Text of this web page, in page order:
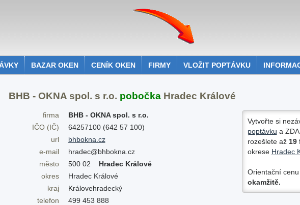
BAZAR OKEN CENÍK OKEN FIRMY VLOŽIT POPTÁVKU
BHB - OKNA spol. s r.o. pobočkaHradec Králové
Vytvořte si
poptávku a
rozešlete až19
okrese Hradec
Orientační
okamžitě.
firma
BHB - OKNA spol. s r.o.
IČO (IČ)
64257100 (642 57 100)
url
bhbokna.cz
e-mail
hradec@bhbokna.cz
město
500 02 Hradec Králové
okres
Hradec Králové
kraj
Královehradecký
telefon
499 453 888